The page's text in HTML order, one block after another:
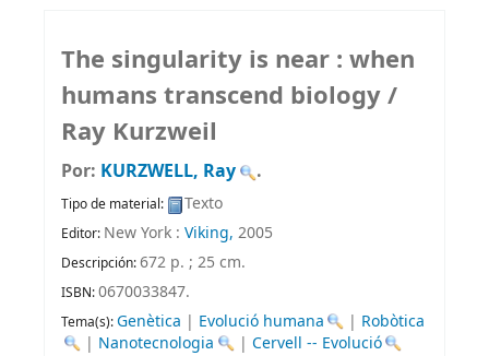
The singularity is near : when
humans transcend biology /
Ray Kurzweil
Por: KURZWELL, Ray .
Tipo de material: Texto
Editor: New York : Viking, 2005
Descripción:672 p. ; 25 cm.
ISBN:0670033847.
Tema(s):Genètica | Evolució humana | Robòtica
| Nanotecnologia | Cervell -- Evolució